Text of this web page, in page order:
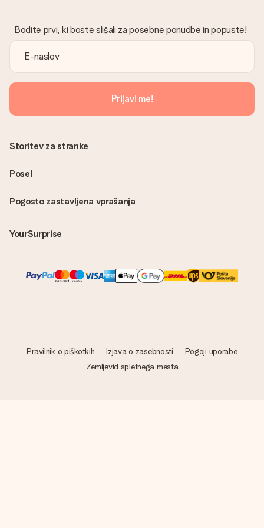
Bodite prvi, ki boste slišali za posebne ponudbe in popuste!
Prijavi me!
Pogosto zastavljena vprašanja
YourSurprise
Storitev za stranke
Posel
Pravilnik o piškotkih Izjava o zasebnosti
Pogoji uporabe
Zemljevid spletnega mesta